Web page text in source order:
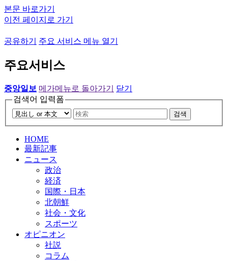
본문 바로가기
이전 페이지로 가기
공유하기 주요 서비스 메뉴 열기
주요서비스
중앙일보 메가메뉴로 돌아가기
닫기
검색어 입력폼
검색
HOME
最新記事
ニュース
政治
経済
国際・日本
北朝鮮
社会・文化
スポーツ
オピニオン
社説
コラム